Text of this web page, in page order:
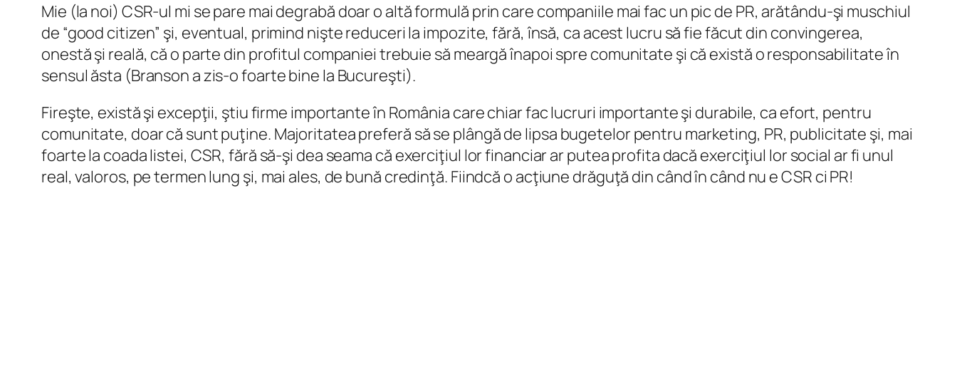
Mie (la noi) CSR-ul mi se pare mai degrabă doar o altă formulă prin care companiile mai fac un pic de PR, arătându-şi muschiul
de “good citizen” şi, eventual, primind nişte reduceri la impozite, fără, însă, ca acest lucru să fie făcut din convingerea,
onestă şi reală, că o parte din profitul companiei trebuie să meargă înapoi spre comunitate şi că există o responsabilitate în
sensul ăsta (Branson a zis-o foarte bine la Bucureşti).
Fireşte, există şi excepţii, ştiu firme importante în România care chiar fac lucruri importante şi durabile, ca efort, pentru
comunitate, doar că sunt puţine. Majoritatea preferă să se plângă de lipsa bugetelor pentru marketing, PR, publicitate şi, mai
foarte la coada listei, CSR, fără să-şi dea seama că exerciţiul lor financiar ar putea profita dacă exerciţiul lor social ar fi unul
real, valoros, pe termen lung şi, mai ales, de bună credinţă. Fiindcă o acţiune drăguţă din când în când nu e CSR ci PR!